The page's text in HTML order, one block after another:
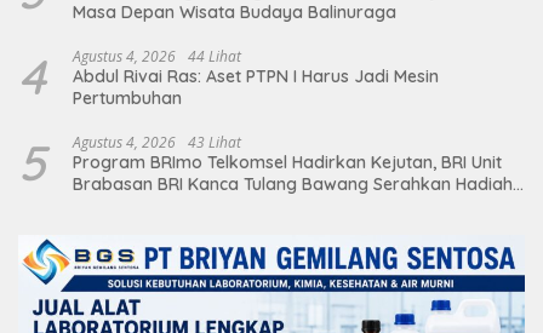
Masa Depan Wisata Budaya Balinuraga
4 Agustus 4, 2026 44 Lihat
Abdul Rivai Ras: Aset PTPN I Harus Jadi Mesin
Pertumbuhan
5 Agustus 4, 2026 43 Lihat
Program BRImo Telkomsel Hadirkan Kejutan, BRI Unit
Brabasan BRI Kanca Tulang Bawang Serahkan Hadiah